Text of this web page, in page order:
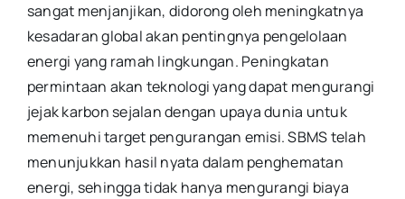
sangat menjanjikan, didorong oleh meningkatnya
kesadaran global akan pentingnya pengelolaan
energi yang ramah lingkungan. Peningkatan
permintaan akan teknologi yang dapat mengurangi
jejak karbon sejalan dengan upaya dunia untuk
memenuhi target pengurangan emisi. SBMS telah
menunjukkan hasil nyata dalam penghematan
energi, sehingga tidak hanya mengurangi biaya